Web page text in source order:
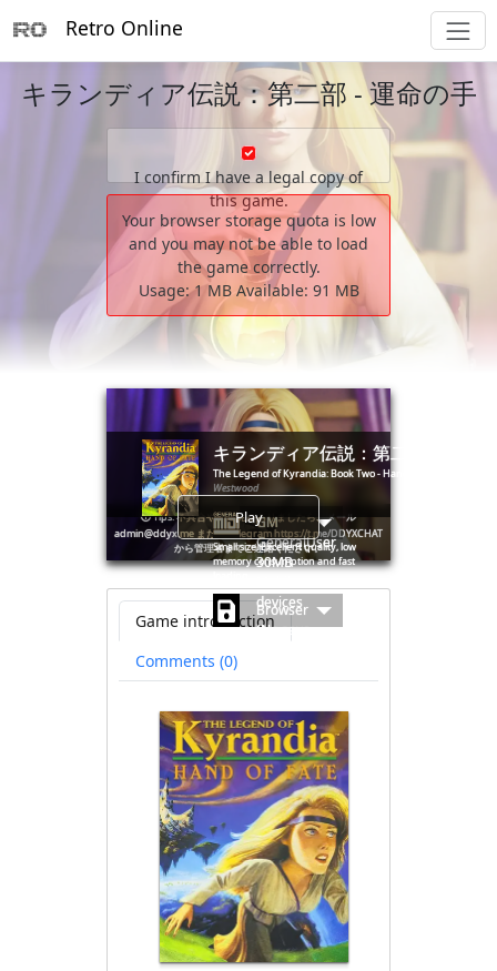
Retro Online
キランディア伝説：第二部 - 運命の手
I confirm I have a legal copy of
this game.
Your browser storage quota is low
and you may not be able to load
the game correctly.
Usage:1 MBAvailable: 91 MB
        _                __
       (_)____      ____/ /___  _____ _________  ____ ___
      / / ___/_____/ __  / __ \/ ___// ___/ __ \/ __ `__ \
     / (__  )_____/ /_/ / /_/ (__  )/ /__/ /_/ / / / / / /
  __/ /____/      \__,_/\____/____(_)___/\____/_/ /_/ /_/
🛈Tips: 不具合やご意見がありましたら、メール
admin@ddyx.me または Telegram https://t.me/DDYXCHAT
から管理者までご連絡ください。
キランディア伝説：第二部 - 運命
The Legend of Kyrandia: Book Two - Hand of Fate
Westwood
GM
GeneralUser
30MB
devices
Small size. Excellent quality, low
memory consumption and fast
Browser
(No save
Play
Game introduction
Comments (0)